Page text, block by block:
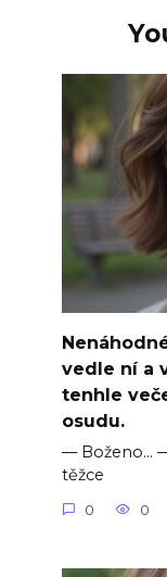
vedle ní a
tenhle
osudu.
— Boženo…
těžce
0 0